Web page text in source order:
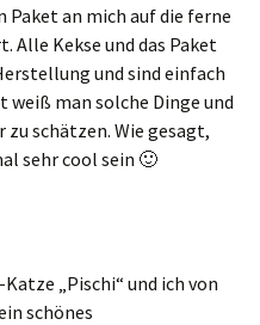
Paket an mich auf die ferne
Alle Kekse und das Paket
und sind einfach
weiß man solche Dinge und
schätzen. Wie gesagt,
sehr cool sein 🙂
„Pischi“ und ich von
schönes